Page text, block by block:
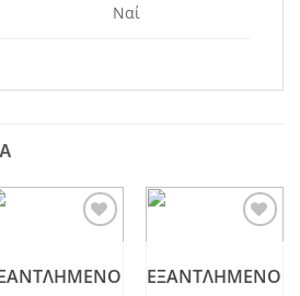
Ναί
ΕΞΑΝΤΛΗΜΈΝΟ